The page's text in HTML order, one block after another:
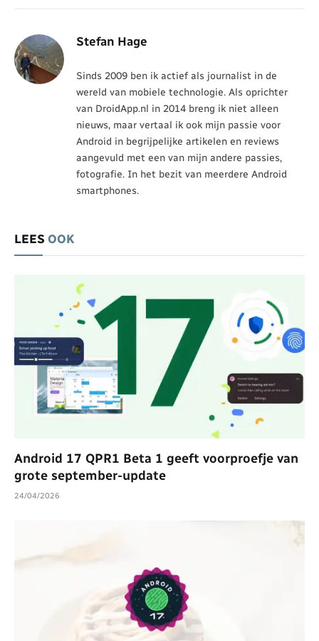
Stefan Hage
Sinds 2009 ben ik actief als journalist in de
wereld van mobiele technologie. Als oprichter
van DroidApp.nl in 2014 breng ik niet alleen
nieuws, maar vertaal ik ook mijn passie voor
Android in begrijpelijke artikelen en reviews
aangevuld met een van mijn andere passies,
fotografie. In het bezit van meerdere Android
smartphones.
LEES OOK
Android 17 QPR1 Beta 1 geeft voorproefje van
grote september-update
24/04/2026